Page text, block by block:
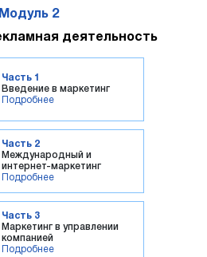
Модуль 2
деятельность
Часть 1
Введение в маркетинг
Подробнее
Часть 2
Международный и
интернет-маркетинг
Подробнее
Часть 3
Маркетинг в управлении
компанией
Подробнее